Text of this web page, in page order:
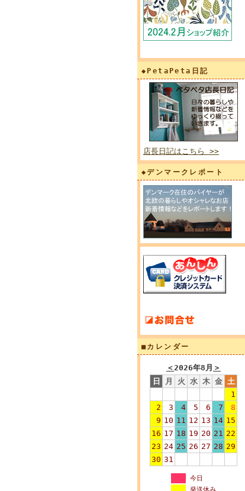
◆PetaPeta日記
店長日記はこちら >>
◆デンマークレポート
■カレンダー
＜2026年8月 ＞
日
月 火 水 木 金 土
1
2
3 4 5 6 7
8
9 10 11 12 13 14 15
16 17 18 19 20 21 22
23 24 25 26 27 28 29
30 31
今日